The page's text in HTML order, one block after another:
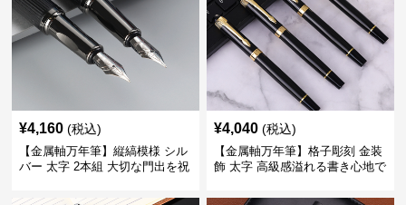
¥4,160 (税込)
【金属軸万年筆】縦縞模様 シル
バー 太字 2本組 大切な門出を祝
ト
¥4,040 (税込)
【金属軸万年筆】格子彫刻 金装
飾 太字 高級感溢れる書き心地で